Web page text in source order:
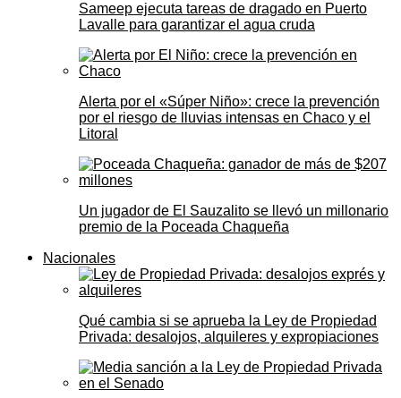
Sameep ejecuta tareas de dragado en Puerto
Lavalle para garantizar el agua cruda
Alerta por el «Súper Niño»: crece la prevención
por el riesgo de lluvias intensas en Chaco y el
Litoral
Un jugador de El Sauzalito se llevó un millonario
premio de la Poceada Chaqueña
Nacionales
Qué cambia si se aprueba la Ley de Propiedad
Privada: desalojos, alquileres y expropiaciones